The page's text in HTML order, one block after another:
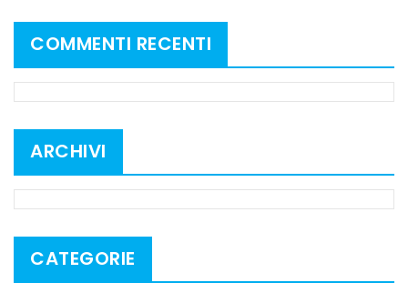
COMMENTI RECENTI
ARCHIVI
CATEGORIE